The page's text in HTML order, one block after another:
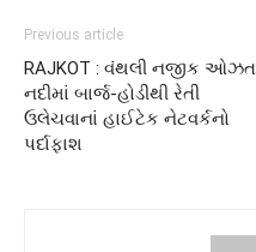
Previous article
RAJKOT : વંથલી નજીક ઓઝત
નદીમાં બાર્જ-હોડીથી રેતી
ઉલેચવાનાં હાઈટેક નેટવર્કનો
પર્દાફાશ